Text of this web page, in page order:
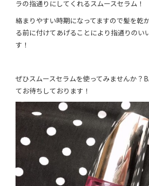
ラの指通りにしてくれるスムースセラム！
絡まりやすい時期になってますので髪を乾
る前に付けてあげることにより指通りのい
す！
ぜひスムースセラムを使ってみませんか？
てお待ちしております！